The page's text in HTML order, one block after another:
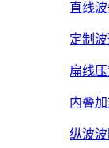
直线
定制
扁线
内叠
纵波波